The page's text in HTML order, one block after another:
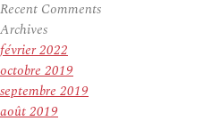
Recent Comments
Archives
février 2022
octobre 2019
septembre 2019
août 2019